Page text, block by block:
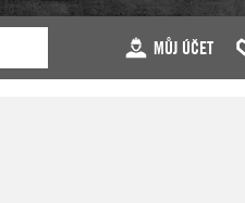
MŮJ ÚČET